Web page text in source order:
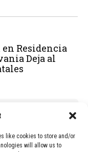
like cookies to store and/or
will allow us to
Residencia
Deja al